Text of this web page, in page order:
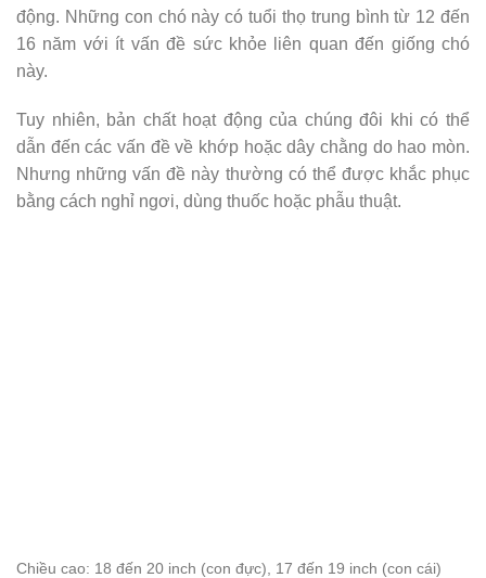
động. Những con chó này có tuổi thọ trung bình từ 12 đến
16 năm với ít vấn đề sức khỏe liên quan đến giống chó
này.
Tuy nhiên, bản chất hoạt động của chúng đôi khi có thể
dẫn đến các vấn đề về khớp hoặc dây chằng do hao mòn.
Nhưng những vấn đề này thường có thể được khắc phục
bằng cách nghỉ ngơi, dùng thuốc hoặc phẫu thuật.
Chiều cao: 18 đến 20 inch (con đực), 17 đến 19 inch (con cái)